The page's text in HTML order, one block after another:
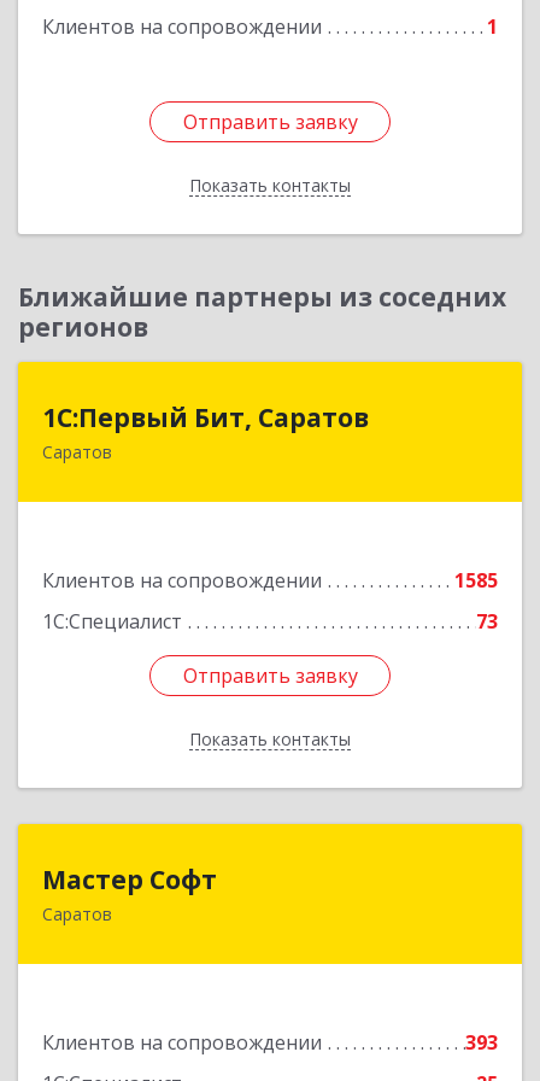
Клиентов на сопровождении 1
Отправить заявку
Показать контакты
Отправить заявку
Назад
Ближайшие партнеры из соседних
регионов
1С:Первый Бит, Саратов
Саратов
Клиентов на сопровождении
1585
1С:Специалист
73
Отправить заявку
Показать контакты
1С:Первый Бит, Саратов
Отправить заявку
Назад
Мастер Софт
Саратов
Клиентов на сопровождении
393